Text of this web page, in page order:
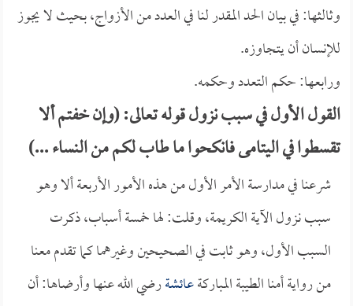
وثالثها: في بيان الحد المقدر لنا في العدد من الأزواج، بحيث لا يجوز
للإنسان أن يتجاوزه.
ورابعها: حكم التعدد وحكمه.
القول الأول في سبب نزول قوله تعالى: (وإن خفتم ألا
تقسطوا في اليتامى فانكحوا ما طاب لكم من النساء ...)
شرعنا في مدارسة الأمر الأول من هذه الأمور الأربعة ألا وهو
سبب نزول الآية الكريمة، وقلت: لها خمسة أسباب، ذكرت
السبب الأول، وهو ثابت في الصحيحين وغيرهما كما تقدم معنا
من رواية أمنا الطيبة المباركةعائشةرضي الله عنها وأرضاها: أن